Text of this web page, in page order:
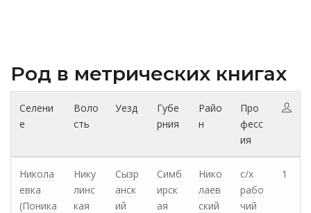
Род в метрических книгах
Селени
е
Воло
сть
Уезд
Губе
рния
Райо
н
Про
фесс
ия
Никола
евка
(Поника
Нику
линс
кая
Сызр
анск
ий
Симб
ирск
ая
Нико
лаев
ский
с/х
рабо
чий
1